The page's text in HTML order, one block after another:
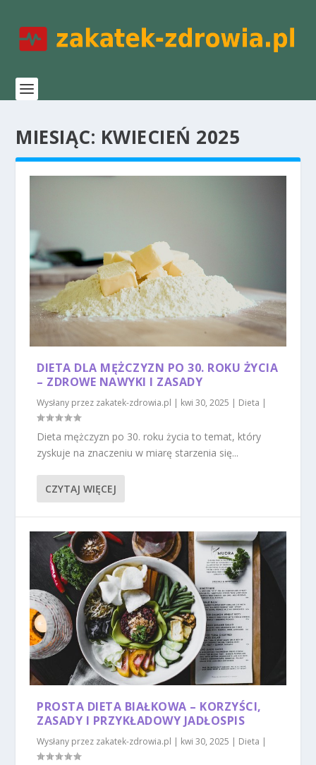
MIESIĄC: KWIECIEŃ 2025
DIETA DLA MĘŻCZYZN PO 30. ROKU ŻYCIA
– ZDROWE NAWYKI I ZASADY
Wysłany przez zakatek-zdrowia.pl | kwi 30, 2025 | Dieta |
Dieta mężczyzn po 30. roku życia to temat, który
zyskuje na znaczeniu w miarę starzenia się...
CZYTAJ WIĘCEJ
PROSTA DIETA BIAŁKOWA – KORZYŚCI,
ZASADY I PRZYKŁADOWY JADŁOSPIS
Wysłany przez zakatek-zdrowia.pl | kwi 30, 2025 | Dieta |